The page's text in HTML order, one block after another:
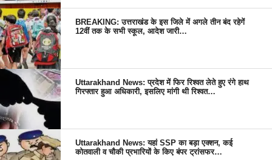
BREAKING: उत्तराखंड के इस जिले में अगले तीन बंद रहेगें
12वीं तक के सभी स्कूल, आदेश जारी…
Uttarakhand News: प्रदेश में फिर रिश्वत लेते हुए रंगे हाथ
गिरफ्तार हुआ अधिकारी, इसलिए मांगी थी रिश्वत…
Uttarakhand News: यहां SSP का बड़ा एक्शन, कई
कोतवाली व चौकी प्रभारियों के किए बंपर ट्रांसफर…